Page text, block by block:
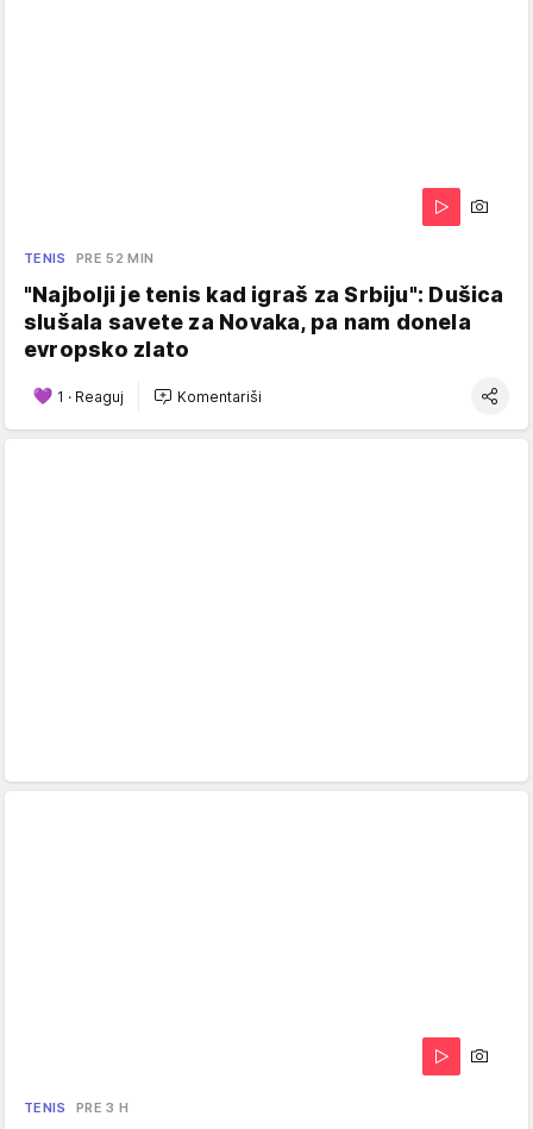
TENIS PRE 52 MIN
"Najbolji je tenis kad igraš za Srbiju": Dušica
slušala savete za Novaka, pa nam donela
evropsko zlato
1 · Reaguj Komentariši
TENIS PRE 3 H